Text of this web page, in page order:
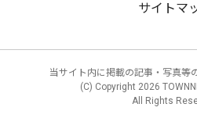
サイトマ
当サイト内に掲載の記事・写真等
(C) Copyright 2026
All Rights